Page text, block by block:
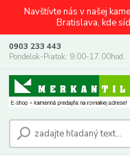
Navštívte nás v našej
Bratislava, kde
0903 233 443
Pondelok-Piatok: 9.00-17.00hod.